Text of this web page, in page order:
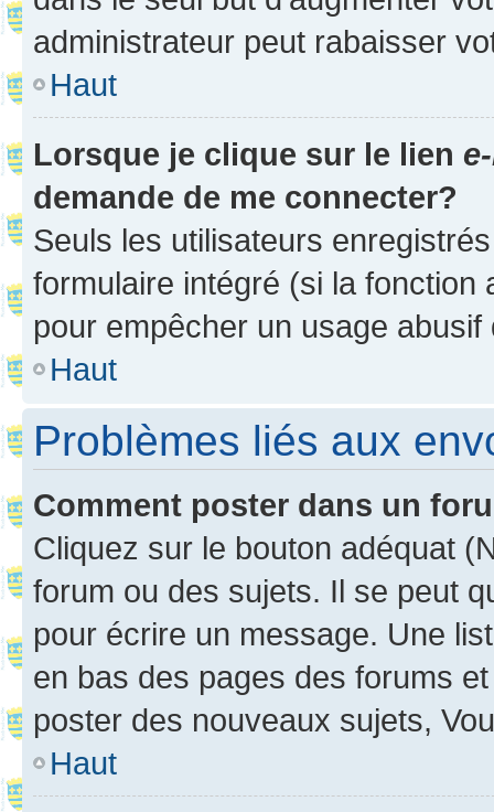
administrateur peut rabaisser
Haut
Lorsque je clique sur le lien
demande de me connecter?
Seuls les utilisateurs
formulaire intégré (si la fonction
pour empêcher un usage
Haut
Problèmes liés aux
Comment poster dans un
Cliquez sur le bouton adéquat
forum ou des sujets. Il se peut
pour écrire un message. Une
en bas des pages des forums
poster des nouveaux sujets,
Haut